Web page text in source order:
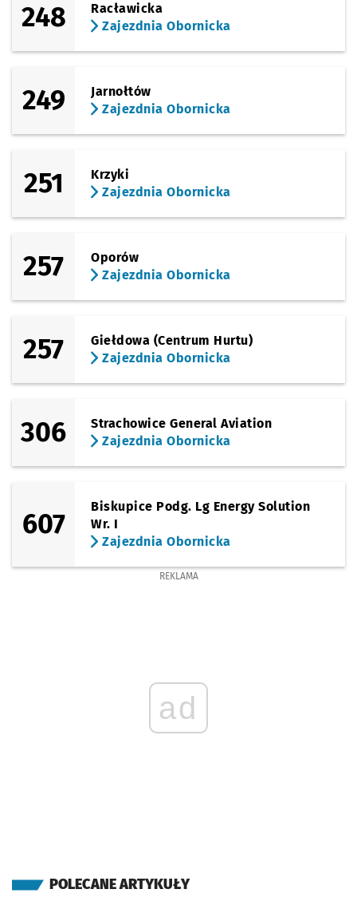
248
Racławicka
Zajezdnia Obornicka
249
Jarnołtów
Zajezdnia Obornicka
251
Krzyki
Zajezdnia Obornicka
257
Oporów
Zajezdnia Obornicka
257
Giełdowa (Centrum Hurtu)
Zajezdnia Obornicka
306
Strachowice General Aviation
Zajezdnia Obornicka
607
Biskupice Podg. Lg Energy Solution
Wr. I
Zajezdnia Obornicka
REKLAMA
ad
POLECANE ARTYKUŁY